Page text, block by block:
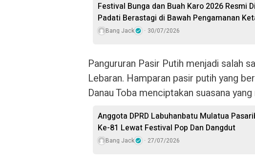
Festival Bunga dan Buah Karo 2026 Resmi
Padati Berastagi di Bawah Pengamanan
Bang Jack 30/07/2026
Pangururan Pasir Putih menjadi salah
Lebaran. Hamparan pasir putih yang
Danau Toba menciptakan suasana
Anggota DPRD Labuhanbatu Mulatua
Ke-81 Lewat Festival Pop Dan Dangdut
Bang Jack 27/07/2026